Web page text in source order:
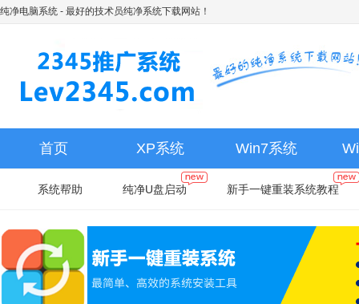
纯净电脑系统 - 最好的技术员纯净系统下载网站！
首页 XP系统 Win7系统
系统帮助 纯净U盘启动 新手一键重装系统教程